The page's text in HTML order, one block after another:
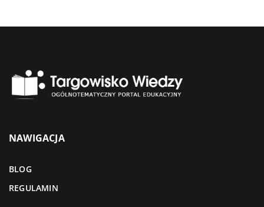
NAWIGACJA
BLOG
REGULAMIN